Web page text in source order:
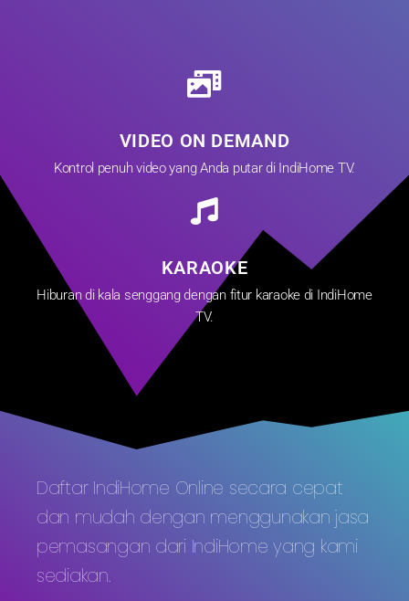
VIDEO ON DEMAND
Kontrol penuh video yang Anda putar di IndiHome TV.
KARAOKE
Hiburan di kala senggang dengan fitur karaoke di IndiHome
TV.
Daftar IndiHome Online secara cepat
dan mudah dengan menggunakan jasa
pemasangan dari IndiHome yang kami
sediakan.